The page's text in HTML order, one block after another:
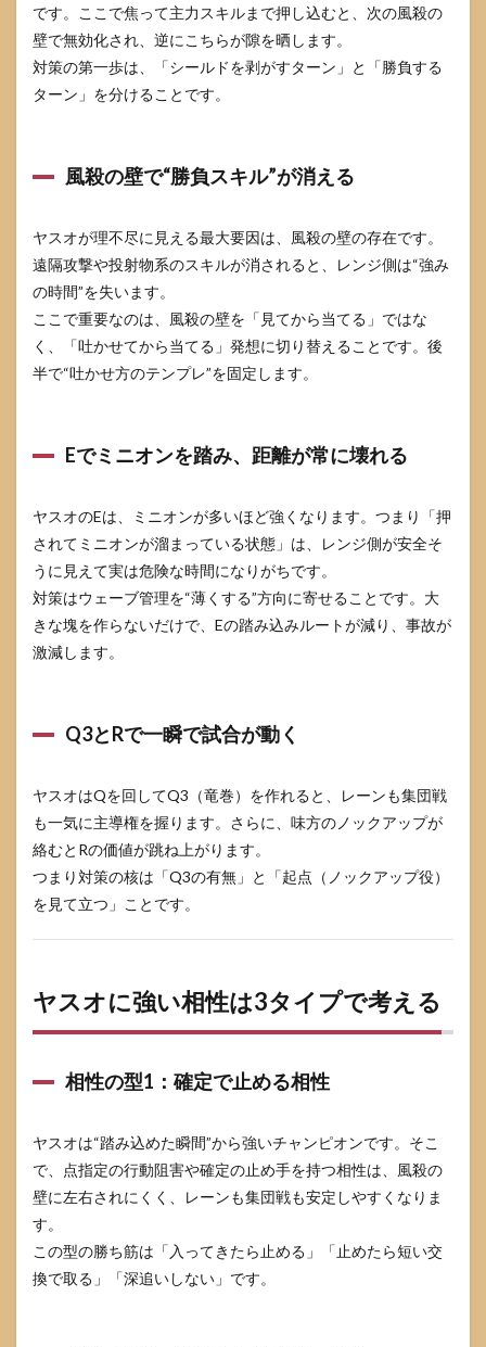
トッ
プ：
近接
は
ン」
増や
す
3.3
ボッ
ト：
ヤス
オ本
点」
4
風殺
の壁
を無
力化
する
「吐
かせ
プレ
結
論：
は“見
てか
ら当
て
る”で
かせ
てか
ら当
4.2
の4手
順
4.3
の
壁：
や
です。ここで焦って主力スキルまで押し込むと、次の風殺の
壁で無効化され、逆にこちらが隙を晒します。
対策の第一歩は、「シールドを剥がすターン」と「勝負する
ターン」を分けることです。
風殺の壁で“勝負スキル”が消える
ヤスオが理不尽に見える最大要因は、風殺の壁の存在です。
遠隔攻撃や投射物系のスキルが消されると、レンジ側は“強み
の時間”を失います。
ここで重要なのは、風殺の壁を「見てから当てる」ではな
く、「吐かせてから当てる」発想に切り替えることです。後
半で“吐かせ方のテンプレ”を固定します。
Eでミニオンを踏み、距離が常に壊れる
ヤスオのEは、ミニオンが多いほど強くなります。つまり「押
されてミニオンが溜まっている状態」は、レンジ側が安全そ
うに見えて実は危険な時間になりがちです。
対策はウェーブ管理を“薄くする”方向に寄せることです。大
きな塊を作らないだけで、Eの踏み込みルートが減り、事故が
激減します。
Q3とRで一瞬で試合が動く
ヤスオはQを回してQ3（竜巻）を作れると、レーンも集団戦
も一気に主導権を握ります。さらに、味方のノックアップが
絡むとRの価値が跳ね上がります。
つまり対策の核は「Q3の有無」と「起点（ノックアップ役）
を見て立つ」ことです。
ヤスオに強い相性は3タイプで考える
相性の型1：確定で止める相性
ヤスオは“踏み込めた瞬間”から強いチャンピオンです。そこ
で、点指定の行動阻害や確定の止め手を持つ相性は、風殺の
壁に左右されにくく、レーンも集団戦も安定しやすくなりま
す。
この型の勝ち筋は「入ってきたら止める」「止めたら短い交
換で取る」「深追いしない」です。